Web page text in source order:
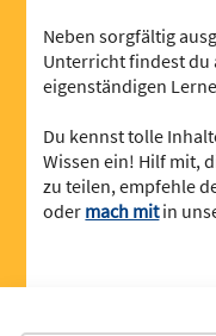
Neben sorgfältig
Unterricht findest du
eigenständigen
Du kennst tolle
Wissen ein! Hilf mit,
zu teilen, empfehle
oder mach mitin